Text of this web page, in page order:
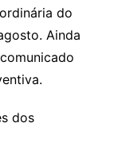
do
Ainda
dos